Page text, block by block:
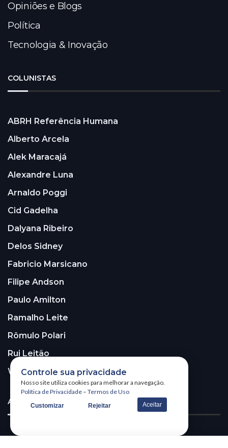
Opiniões e Blogs
Política
Tecnologia & Inovação
COLUNISTAS
ABRH Referência Humana
Alberto Arcela
Alek Maracajá
Alexandre Luna
Arnaldo Poggi
Cid Gadelha
Dalyana Ribeiro
Delos Sidney
Fabricio Marsicano
Filipe Andson
Paulo Amilton
Ramalho Leite
Rômulo Polari
Rui Leitão
Walter Santos
ASSINE A NOSSA NEWSLETTER!
Controle sua privacidade
Nosso site utiliza cookies para melhorar a navegação.
Política de Privacidade – Termos de Uso
Customizar Rejeitar Aceitar